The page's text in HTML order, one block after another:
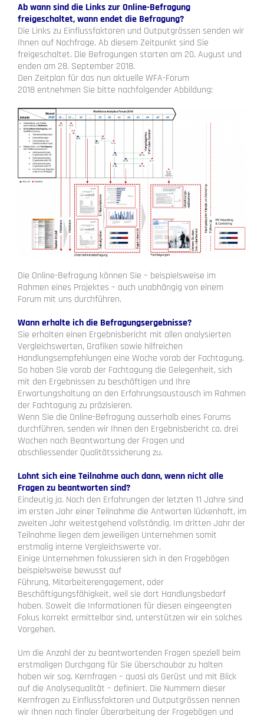
Ab wann sind die Links zur Online-Befragung
freigeschaltet, wann endet die Befragung?
Die Links zu Einflussfaktoren und Outputgrössen senden wir
Ihnen auf Nachfrage. Ab diesem Zeitpunkt sind Sie
freigeschaltet. Die Befragungen starten am 20. August und
enden am 28. September 2018.
Den Zeitplan für das nun aktuelle WFA-Forum
2018 entnehmen Sie bitte nachfolgender Abbildung:
Die Online-Befragung können Sie – beispielsweise im
Rahmen eines Projektes – auch unabhängig von einem
Forum mit uns durchführen.
Wann erhalte ich die Befragungsergebnisse?
Sie erhalten einen Ergebnisbericht mit allen analysierten
Vergleichswerten, Grafiken sowie hilfreichen
Handlungsempfehlungen eine Woche vorab der Fachtagung.
So haben Sie vorab der Fachtagung die Gelegenheit, sich
mit den Ergebnissen zu beschäftigen und Ihre
Erwartungshaltung an den Erfahrungsaustausch im Rahmen
der Fachtagung zu präzisieren.
Wenn Sie die Online-Befragung ausserhalb eines Forums
durchführen, senden wir Ihnen den Ergebnisbericht ca. drei
Wochen nach Beantwortung der Fragen und
abschliessender Qualitätssicherung zu.
Lohnt sich eine Teilnahme auch dann, wenn nicht alle
Fragen zu beantworten sind?
Eindeutig ja. Nach den Erfahrungen der letzten 11 Jahre sind
im ersten Jahr einer Teilnahme die Antworten lückenhaft, im
zweiten Jahr weitestgehend vollständig. Im dritten Jahr der
Teilnahme liegen dem jeweiligen Unternehmen somit
erstmalig interne Vergleichswerte vor.
Einige Unternehmen fokussieren sich in den Fragebögen
beispielsweise bewusst auf
Führung, Mitarbeiterengagement, oder
Beschäftigungsfähigkeit, weil sie dort Handlungsbedarf
haben. Soweit die Informationen für diesen eingeengten
Fokus korrekt ermittelbar sind, unterstützen wir ein solches
Vorgehen.
Um die Anzahl der zu beantwortenden Fragen speziell beim
erstmaligen Durchgang für Sie überschaubar zu halten
haben wir sog. Kernfragen – quasi als Gerüst und mit Blick
auf die Analysequalität – definiert. Die Nummern dieser
Kernfragen zu Einflussfaktoren und Outputgrössen nennen
wir Ihnen nach finaler Überarbeitung der Fragebögen und